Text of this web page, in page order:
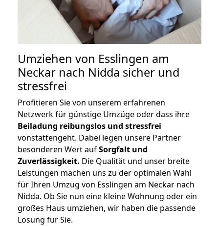
Umziehen von Esslingen am
Neckar nach Nidda sicher und
stressfrei
Profitieren Sie von unserem erfahrenen
Netzwerk für günstige Umzüge oder dass ihre
Beiladung reibungslos und stressfrei
vonstattengeht. Dabei legen unsere Partner
besonderen Wert aufSorgfalt und
Zuverlässigkeit. Die Qualität und unser breite
Leistungen machen uns zu der optimalen Wahl
für Ihren Umzug von Esslingen am Neckar nach
Nidda. Ob Sie nun eine kleine Wohnung oder ein
großes Haus umziehen, wir haben die passende
Lösung für Sie.